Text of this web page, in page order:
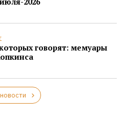
говорят: мемуары